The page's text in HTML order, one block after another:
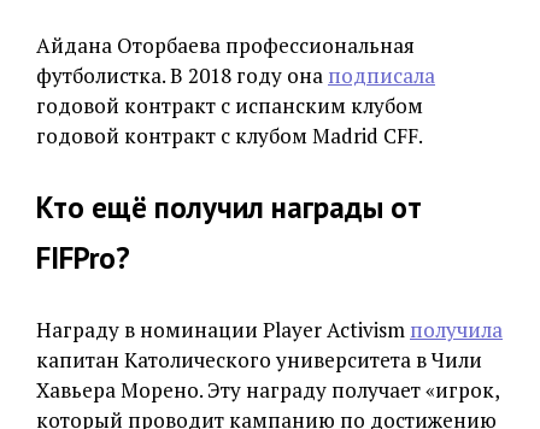
Айдана Оторбаева профессиональная
футболистка. В 2018 году она подписала
годовой контракт с испанским клубом
годовой контракт с клубом Madrid CFF.
Кто ещё получил награды от
FIFPro?
Награду в номинации Player Activism получила
капитан Католического университета в Чили
Хавьера Морено. Эту награду получает «игрок,
который проводит кампанию по достижению